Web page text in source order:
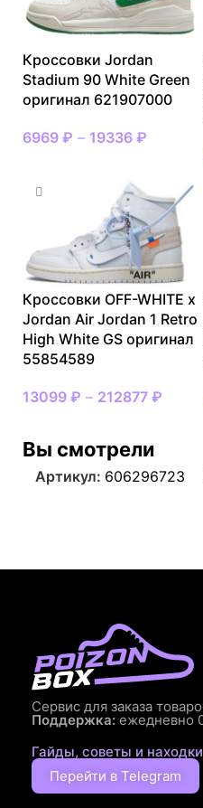
Кроссовки Jordan
Stadium 90 White Green
оригинал 621907000
6969 ₽ – 19336 ₽
Кроссовки OFF-WHITE x
Jordan Air Jordan 1 Retro
High White GS оригинал
55854589
13099 ₽ – 212877 ₽
Вы смотрели
Артикул: 606296723
Сервис для заказа
Поддержка: ежедневно
Гайды, советы и
Перейти в Telegram